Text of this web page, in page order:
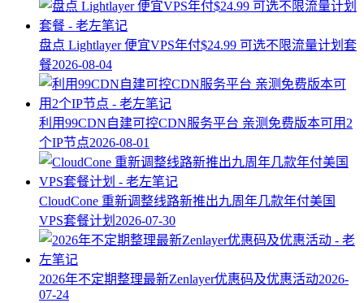
盘点 Lightlayer 便宜VPS年付$24.99 可选不限流量计划套
餐2026-08-04
利用99CDN自建可控CDN服务平台 亲测免费版本可用2
个IP节点2026-08-01
CloudCone 重新调整线路新推出九周年几款年付美国
VPS套餐计划 2026-07-30
2026年不定期整理最新Zenlayer优惠码及优惠活动2026-
07-24